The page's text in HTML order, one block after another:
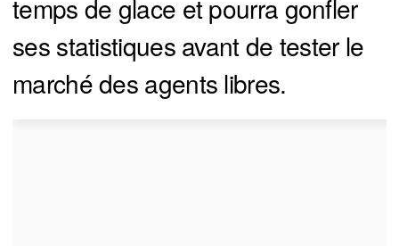
temps de glace et pourra gonfler
ses statistiques avant de tester le
marché des agents libres.